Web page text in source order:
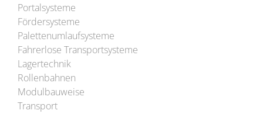
Portalsysteme
Fördersysteme
Palettenumlaufsysteme
Fahrerlose Transportsysteme
Lagertechnik
Rollenbahnen
Modulbauweise
Transport